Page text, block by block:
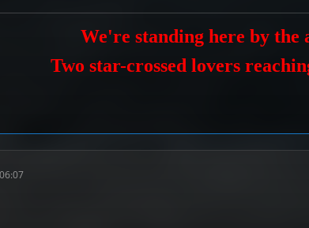
We're standing here by the
Two star-crossed lovers